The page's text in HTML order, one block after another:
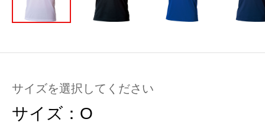
サイズを選択してください
サイズ： O